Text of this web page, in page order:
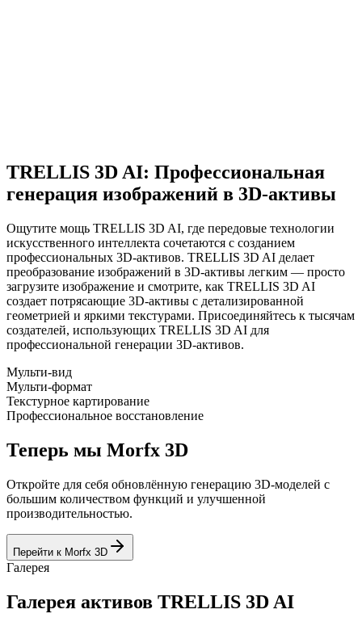
TRELLIS 3D AI: Профессиональная
генерация изображений в 3D-активы
Ощутите мощь TRELLIS 3D AI, где передовые технологии
искусственного интеллекта сочетаются с созданием
профессиональных 3D-активов. TRELLIS 3D AI делает
преобразование изображений в 3D-активы легким — просто
загрузите изображение и смотрите, как TRELLIS 3D AI
создает потрясающие 3D-активы с детализированной
геометрией и яркими текстурами. Присоединяйтесь к тысячам
создателей, использующих TRELLIS 3D AI для
профессиональной генерации 3D-активов.
Мульти-вид
Мульти-формат
Текстурное картирование
Профессиональное восстановление
Теперь мы Morfx 3D
Откройте для себя обновлённую генерацию 3D-моделей с
большим количеством функций и улучшенной
производительностью.
Перейти к Morfx 3D
Галерея
Галерея активов TRELLIS 3D AI